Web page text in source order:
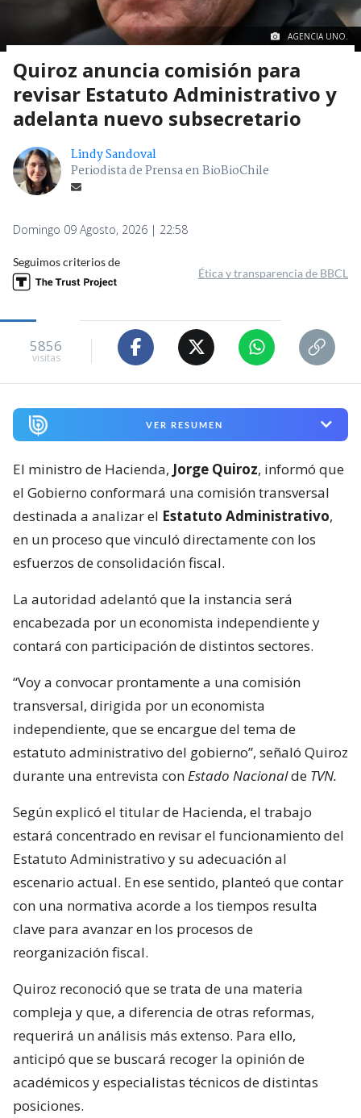
AGENCIA UNO.
Quiroz anuncia comisión para
revisar Estatuto Administrativo y
adelanta nuevo subsecretario
Lindy Sandoval
Periodista de Prensa en BioBioChile
Domingo 09 Agosto, 2026 | 22:58
Seguimos criterios de
Ética y transparencia de BBCL
5856
visitas
VER RESUMEN
El ministro de Hacienda, Jorge Quiroz, informó que
el Gobierno conformará una comisión transversal
destinada a analizar el Estatuto Administrativo,
en un proceso que vinculó directamente con los
esfuerzos de consolidación fiscal.
La autoridad adelantó que la instancia será
encabezada por un economista independiente y
contará con participación de distintos sectores.
“Voy a convocar prontamente a una comisión
transversal, dirigida por un economista
independiente, que se encargue del tema de
estatuto administrativo del gobierno”, señaló Quiroz
durante una entrevista con Estado Nacionalde TVN.
Según explicó el titular de Hacienda, el trabajo
estará concentrado en revisar el funcionamiento del
Estatuto Administrativo y su adecuación al
escenario actual. En ese sentido, planteó que contar
con una normativa acorde a los tiempos resulta
clave para avanzar en los procesos de
reorganización fiscal.
Quiroz reconoció que se trata de una materia
compleja y que, a diferencia de otras reformas,
requerirá un análisis más extenso. Para ello,
anticipó que se buscará recoger la opinión de
académicos y especialistas técnicos de distintas
posiciones.